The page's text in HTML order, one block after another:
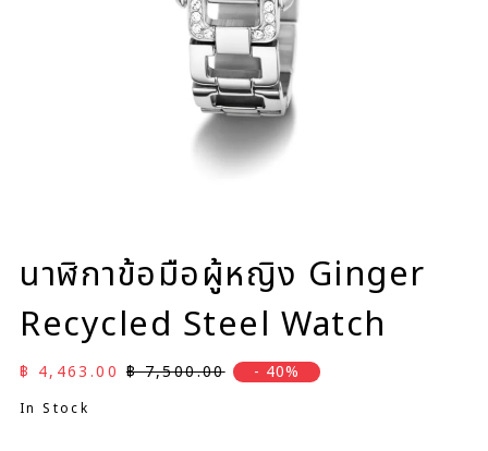
นาฬิกาข้อมือผู้หญิง Ginger
Recycled Steel Watch
ราคาลด
฿ 4,463.00 ราคาปกติ
฿ 7,500.00 - 40%
In Stock